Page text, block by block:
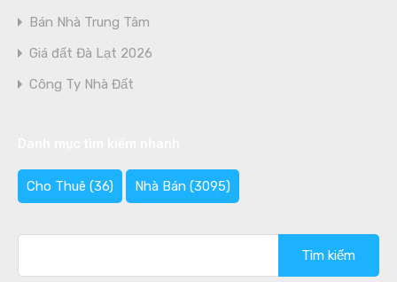
Bán Nhà Trung Tâm
Giá đất Đà Lạt 2026
Công Ty Nhà Đất
Cho Thuê (36) Nhà Bán (3095)
kiếm
cho: